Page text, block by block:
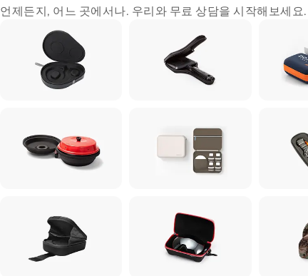
언제든지, 어느 곳에서나. 우리와 무료 상담을 시작해보세요.